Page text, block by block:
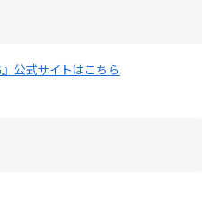
』公式サイトはこちら